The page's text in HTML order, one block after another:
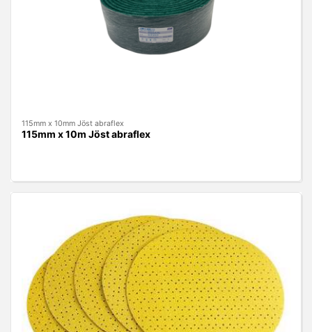
115mm x 10mm Jöst abraflex
115mm x 10m Jöst abraflex